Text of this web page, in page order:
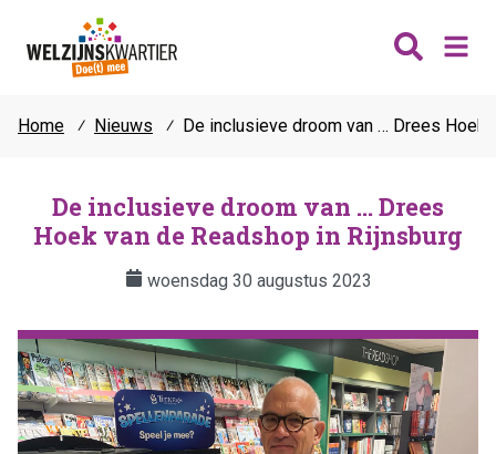
Katwijk
Noordwijk
Lisse
Teylingen
Thema's
Jongeren
Vrijwilligers
Fit & vitaal
Mantelzorg
Contact
Home ⁄ Nieuws ⁄ De inclusieve droom van … Drees Hoek
De inclusieve droom van … Drees
Hoek van de Readshop in Rijnsburg
woensdag 30 augustus 2023